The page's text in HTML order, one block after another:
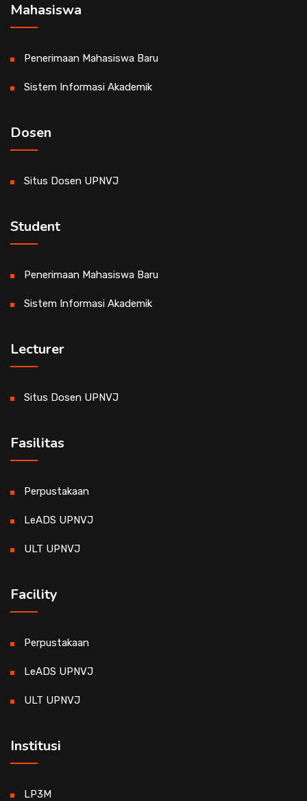
Mahasiswa
Penerimaan Mahasiswa Baru
Sistem Informasi Akademik
Dosen
Situs Dosen UPNVJ
Student
Penerimaan Mahasiswa Baru
Sistem Informasi Akademik
Lecturer
Situs Dosen UPNVJ
Fasilitas
Perpustakaan
LeADS UPNVJ
ULT UPNVJ
Facility
Perpustakaan
LeADS UPNVJ
ULT UPNVJ
Institusi
LP3M